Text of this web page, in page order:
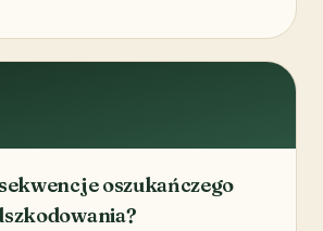
oszukańczego